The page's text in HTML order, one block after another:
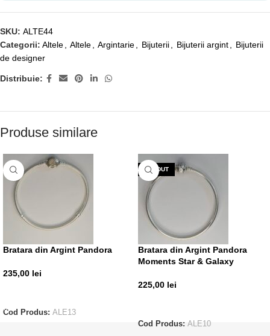
SKU: ALTE44
Categorii: Altele Altele Argintarie Bijuterii Bijuterii argint
Bijuterii
de designer
Distribuie:
Produse similare
Bratara din Argint Pandora
235,00 lei
Cod Produs: ALE13
VÂNDUT
Bratara din Argint Pandora
Moments Star & Galaxy
225,00 lei
Cod Produs: ALE10